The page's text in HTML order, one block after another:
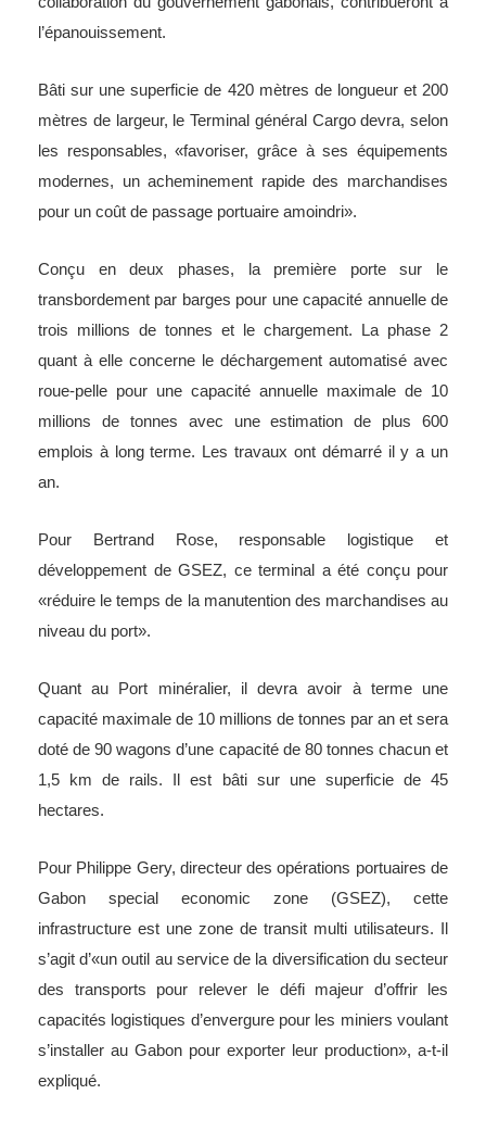
l’épanouissement.
Bâti sur une superficie de 420 mètres de longueur et 200
mètres de largeur, le Terminal général Cargo devra, selon
les responsables, «favoriser, grâce à ses équipements
modernes, un acheminement rapide des marchandises
pour un coût de passage portuaire amoindri».
Conçu en deux phases, la première porte sur le
transbordement par barges pour une capacité annuelle de
trois millions de tonnes et le chargement. La phase 2
quant à elle concerne le déchargement automatisé avec
roue-pelle pour une capacité annuelle maximale de 10
millions de tonnes avec une estimation de plus 600
emplois à long terme. Les travaux ont démarré il y a un
an.
Pour Bertrand Rose, responsable logistique et
développement de GSEZ, ce terminal a été conçu pour
«réduire le temps de la manutention des marchandises au
niveau du port».
Quant au Port minéralier, il devra avoir à terme une
capacité maximale de 10 millions de tonnes par an et sera
doté de 90 wagons d’une capacité de 80 tonnes chacun et
1,5 km de rails. Il est bâti sur une superficie de 45
hectares.
Pour Philippe Gery, directeur des opérations portuaires de
Gabon special economic zone (GSEZ), cette
infrastructure est une zone de transit multi utilisateurs. Il
s’agit d’«un outil au service de la diversification du secteur
des transports pour relever le défi majeur d’offrir les
capacités logistiques d’envergure pour les miniers voulant
s’installer au Gabon pour exporter leur production», a-t-il
expliqué.